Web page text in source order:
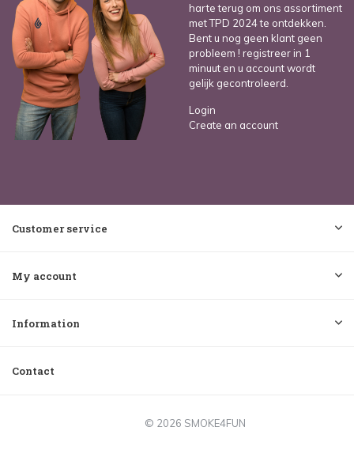
harte terug om ons assortiment
met TPD 2024 te ontdekken.
Bent u nog geen klant geen
probleem ! registreer in 1
minuut en u account wordt
gelijk gecontroleerd.
Login
Create an account
Customer service
My account
Information
Contact
© 2026 SMOKE4FUN